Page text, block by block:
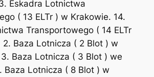
Eskadra Lotnictwa
( 13 ELTr ) w Krakowie. 14.
Transportowego ( 14 ELTr
Baza Lotnicza ( 2 Blot ) w
Baza Lotnicza ( 3 Blot ) we
Baza Lotnicza ( 8 Blot ) w